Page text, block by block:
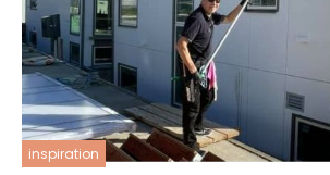
inspiration